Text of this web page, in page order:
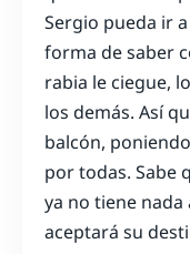
Sergio pueda ir
forma de saber
rabia le ciegue,
los demás. Así
balcón,
por todas. Sabe
ya no tiene nada
aceptará su